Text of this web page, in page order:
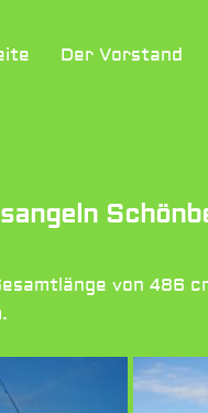
Der Vorstand
von 486